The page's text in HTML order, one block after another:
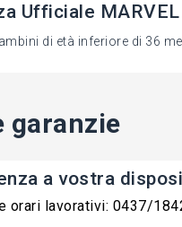
Ufficiale MARVEL
di età inferiore di 36
garanzie
a vostra
orari lavorativi: 0437/